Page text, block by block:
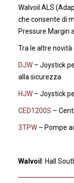
Walvoil ALS
che consente di
Pressure Margin
Tra le altre novità
DJW – Joystick
alla sicurezza
HJW – Joystick
CED1200S –
3TPW – Pompe
Walvoil: Hall